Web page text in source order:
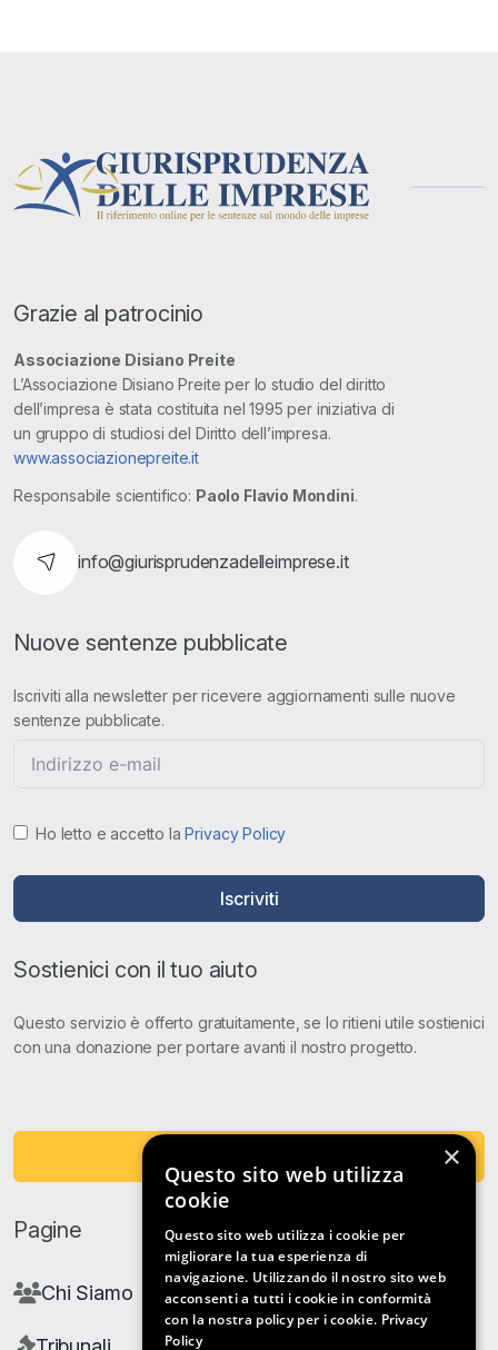
Grazie al patrocinio
Associazione Disiano Preite
L’Associazione Disiano Preite per lo studio del diritto
dell’impresa è stata costituita nel 1995 per iniziativa di
un gruppo di studiosi del Diritto dell’impresa.
www.associazionepreite.it
Responsabile scientifico: Paolo Flavio Mondini.
info@giurisprudenzadelleimprese.it
Nuove sentenze pubblicate
Iscriviti alla newsletter per ricevere aggiornamenti sulle nuove
sentenze pubblicate.
Ho letto e accetto laPrivacy Policy
Iscriviti
Sostienici con il tuo aiuto
Questo servizio è offerto gratuitamente, se lo ritieni utile sostienici
con una donazione per portare avanti il nostro progetto.
Pagine
Chi Siamo
×
Questo sito web utilizza
cookie
Questo sito web utilizza i cookie per
migliorare la tua esperienza di
navigazione. Utilizzando il nostro sito web
acconsenti a tutti i cookie in conformità
con la nostra policy per i cookie. Privacy
Policy